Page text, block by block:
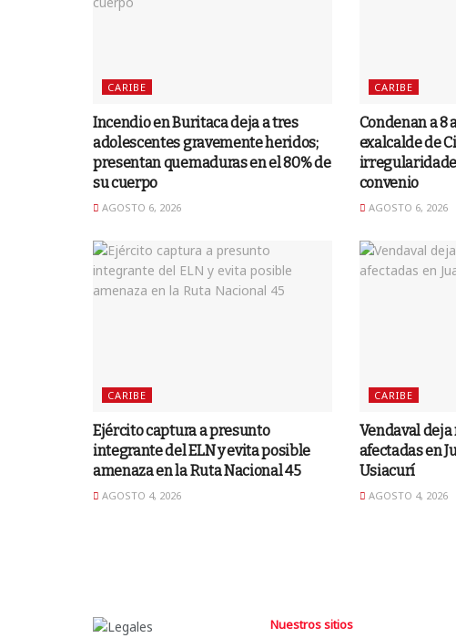
CARIBE
Incendio en Buritaca deja a tres
adolescentes gravemente heridos;
presentan quemaduras en el 80% de
su cuerpo
AGOSTO 6, 2026
CARIBE
Condenan a 8
exalcalde de
convenio
AGOSTO 6, 2026
CARIBE
Ejército captura a presunto
integrante del ELN y evita posible
amenaza en la Ruta Nacional 45
AGOSTO 4, 2026
CARIBE
Vendaval deja
afectadas en
Usiacurí
AGOSTO 4, 2026
Nuestros sitios